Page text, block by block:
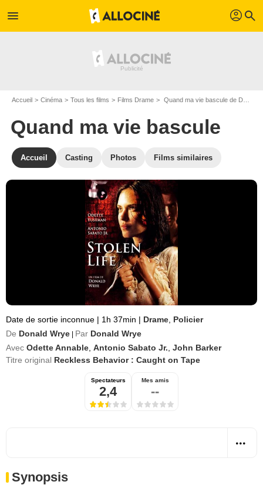
menu profil search
Accueil Cinéma Tous les films Films Drame Quand ma vie bascule de Donald Wrye
Quand ma vie bascule
Accueil Casting Photos Films similaires
Date de sortie inconnue | 1h 37min | Drame Policier
De Donald Wrye Par Donald Wrye
Avec Odette Annable Antonio Sabato Jr. John Barker
Titre original Reckless Behavior : Caught on Tape
Spectateurs
2,4
Mes amis
--
Synopsis